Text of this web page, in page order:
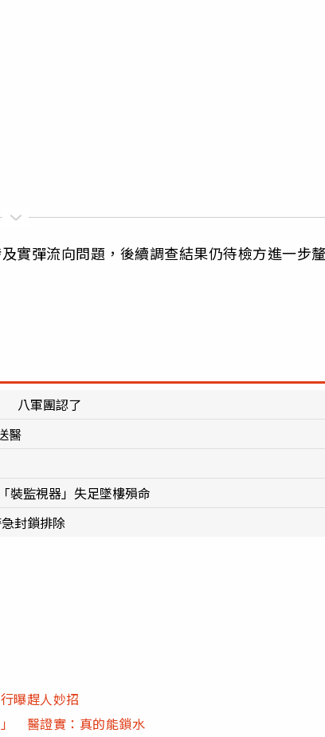
實彈流向問題，後續調查結果仍待檢方進一步
八軍團認了
醫
裝監視器」失足墜樓殞命
封鎖排除
曝趕人妙招
」 醫證實：真的能鎖水